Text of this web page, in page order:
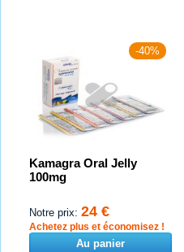
-40%
Kamagra Oral Jelly
100mg
Notre prix: 24 €
Achetez plus et économisez !
Au panier